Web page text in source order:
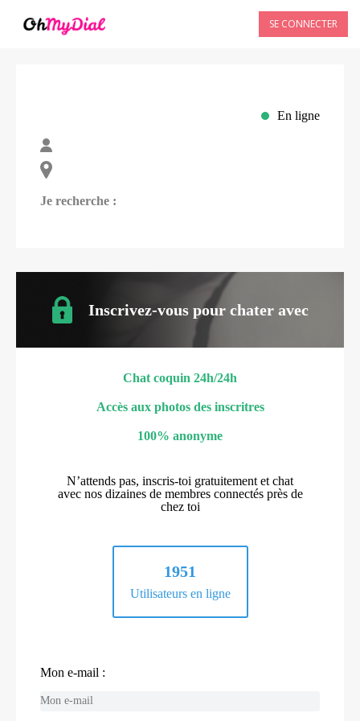
SE CONNECTER
En ligne
Je recherche :
Inscrivez-vous pour chater avec
Chat coquin 24h/24h
Accès aux photos des inscritres
100% anonyme
N’attends pas, inscris-toi gratuitement et chat
avec nos dizaines de membres connectés près de
chez toi
1951
Utilisateurs en ligne
Mon e-mail :